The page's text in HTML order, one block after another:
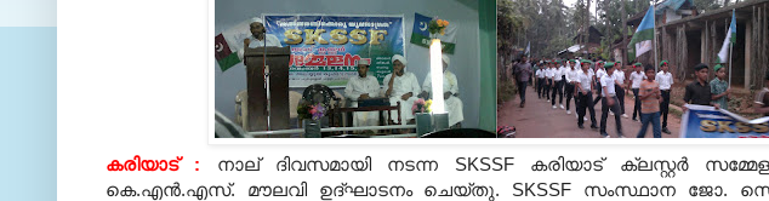
കരിയാട് : നാല് ദിവസമായി നടന്ന SKSSF കരിയാട് ക്ലസ്റ്റര്‍
കെ.എന്‍.എസ്. മൗലവി ഉദ്ഘാടനം ചെയ്തു. SKSSF സംസ്ഥാന ജോ.